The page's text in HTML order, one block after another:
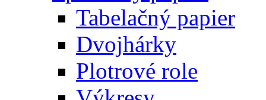
Tabelačný papier
Dvojhárky
Plotrové role